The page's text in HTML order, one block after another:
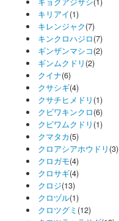
キリアイ(1)
キレンジャク(7)
キンクロハジロ(7)
ギンザンマシコ(2)
ギンムクドリ (2)
クイナ(6)
クサシギ(4)
クサチヒメドリ (1)
クビワキンクロ(6)
クビワムクドリ (1)
クマタカ(5)
クロアシアホウドリ (3)
クロガモ(4)
クロサギ(4)
クロジ(13)
クロヅル(1)
クロツグミ (12)